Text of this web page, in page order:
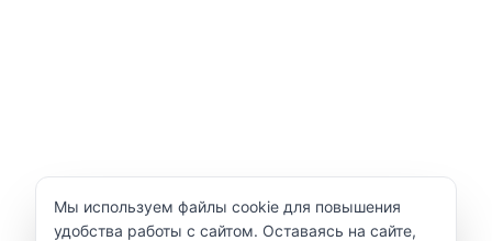
Уведомление об использовании cookie
Мы используем файлы cookie для повышения
удобства работы с сайтом. Оставаясь на сайте,